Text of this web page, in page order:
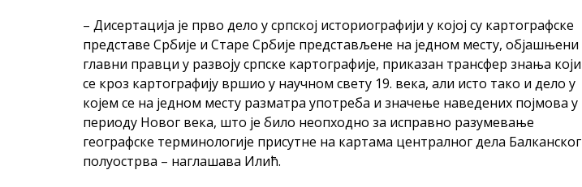
– Дисертација је прво дело у српској историографији у којој су картографске
представе Србије и Старе Србије представљене на једном месту, објашњени
главни правци у развоју српске картографије, приказан трансфер знања који
се кроз картографију вршио у научном свету 19. века, али исто тако и дело у
којем се на једном месту разматра употреба и значење наведених појмова у
периоду Новог века, што је било неопходно за исправно разумевање
географске терминологије присутне на картама централног дела Балканског
полуострва – наглашава Илић.